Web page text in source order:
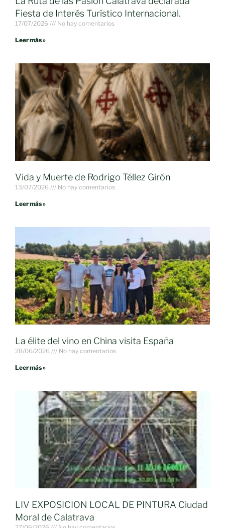
Fiesta de Interés Turístico Internacional.
17/07/2026 No hay comentarios
Leer más »
Vida y Muerte de Rodrigo Téllez Girón
13/07/2026 No hay comentarios
Leer más »
La élite del vino en China visita España
28/06/2026 No hay comentarios
Leer más »
LIV EXPOSICION LOCAL DE PINTURA Ciudad
Moral de Calatrava